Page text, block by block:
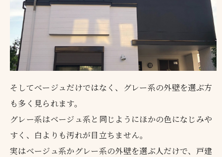
そしてベージュだけではなく、グレー系の外壁を選ぶ方
も多く見られます。
グレー系はベージュ系と同じようにほかの色になじみや
すく、白よりも汚れが目立ちません。
実はベージュ系かグレー系の外壁を選ぶ人だけで、戸建